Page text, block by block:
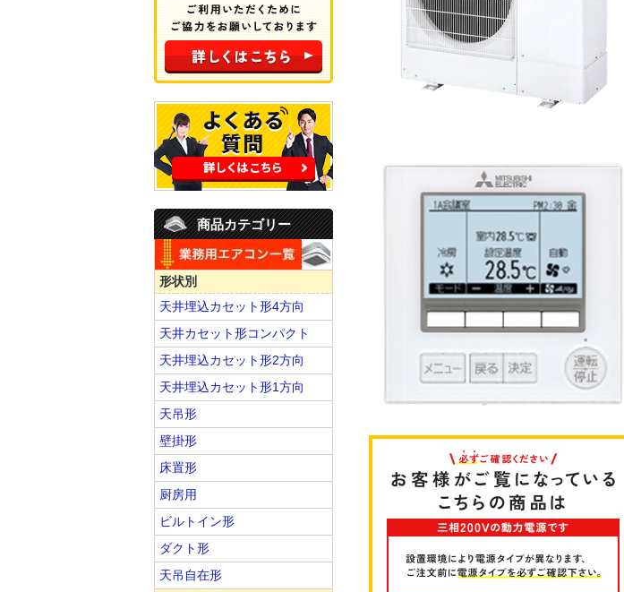
商品カテゴリー
形状別
天井埋込カセット形4方向
天井カセット形コンパクト
天井埋込カセット形2方向
天井埋込カセット形1方向
天吊形
壁掛形
床置形
厨房用
ビルトイン形
ダクト形
天吊自在形